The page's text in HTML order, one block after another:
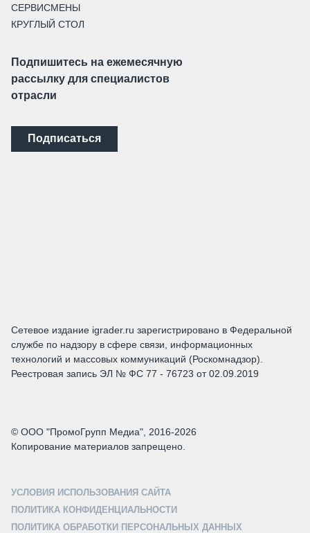
СЕРВИСМЕНЫ
КРУГЛЫЙ СТОЛ
Подпишитесь на ежемесячную
рассылку для специалистов
отрасли
Подписаться
Сетевое издание igrader.ru зарегистрировано в Федеральной
службе по надзору в сфере связи, информационных
технологий и массовых коммуникаций (Роскомнадзор).
Реестровая запись ЭЛ № ФС 77 - 76723 от 02.09.2019
© ООО "ПромоГрупп Медиа", 2016-2026
Копирование материалов запрещено.
УСЛОВИЯ ИСПОЛЬЗОВАНИЯ САЙТА
ПОЛИТИКА КОНФИДЕНЦИАЛЬНОСТИ
ПОЛИТИКА ОБРАБОТКИ ПЕРСОНАЛЬНЫХ ДАННЫХ